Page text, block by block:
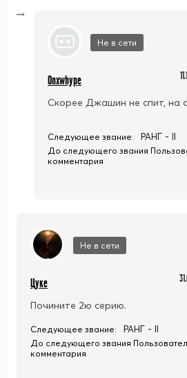
Не в сети
Onxwhype
Скорее Джашин не спит, на
Следующее звание: РАНГ - II
До следующего звания
комментария
Не в сети
Цуке
Почините 2ю серию.
Следующее звание: РАНГ - II
До следующего звания
комментария